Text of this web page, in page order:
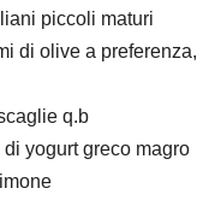
piccoli maturi
di olive a preferenza,
q.b
di yogurt greco magro